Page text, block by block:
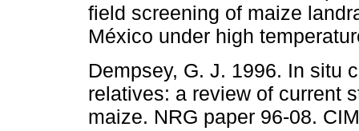
field screening of maize
México under high
Dempsey, G. J. 1996. In situ
relatives: a review of current
maize. NRG paper 96-08.